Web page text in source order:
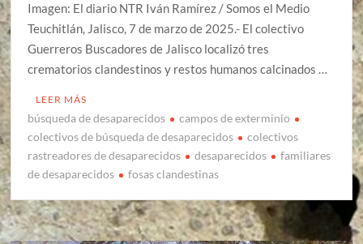
Imagen: El diario NTR Iván Ramírez / Somos el Medio
Teuchitlán, Jalisco, 7 de marzo de 2025.- El colectivo
Guerreros Buscadores de Jalisco localizó tres
crematorios clandestinos y restos humanos calcinados …
LEER MÁS
búsqueda de desaparecidos
campos de exterminio
colectivos de búsqueda de desaparecidos
colectivos
rastreadores de desaparecidos
desaparecidos
familiares
de desaparecidos
fosas clandestinas